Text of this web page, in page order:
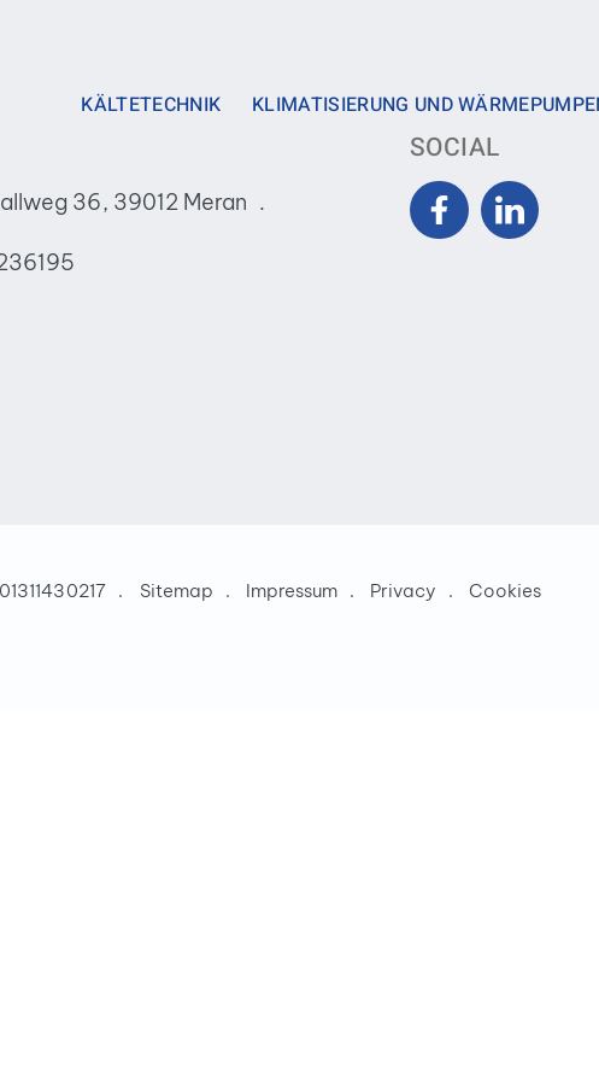
KÄLTETECHNIK KLIMATISIERUNG UND
36, 39012 Meran
SOCIAL
Sitemap Impressum Privacy
Cookies